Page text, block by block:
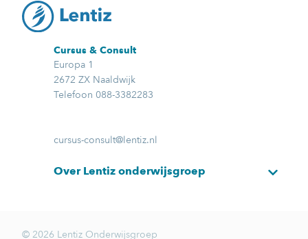
Cursus & Consult
Europa 1
2672 ZX Naaldwijk
Telefoon 088-3382283
cursus-consult@lentiz.nl
Over Lentiz onderwijsgroep
© 2026 Lentiz Onderwijsgroep